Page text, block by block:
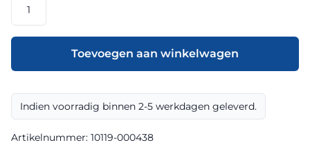
L213
III
Sign
aantal
Toevoegen aan winkelwagen
Indien voorradig binnen 2-5 werkdagen geleverd.
Artikelnummer: 10119-000438